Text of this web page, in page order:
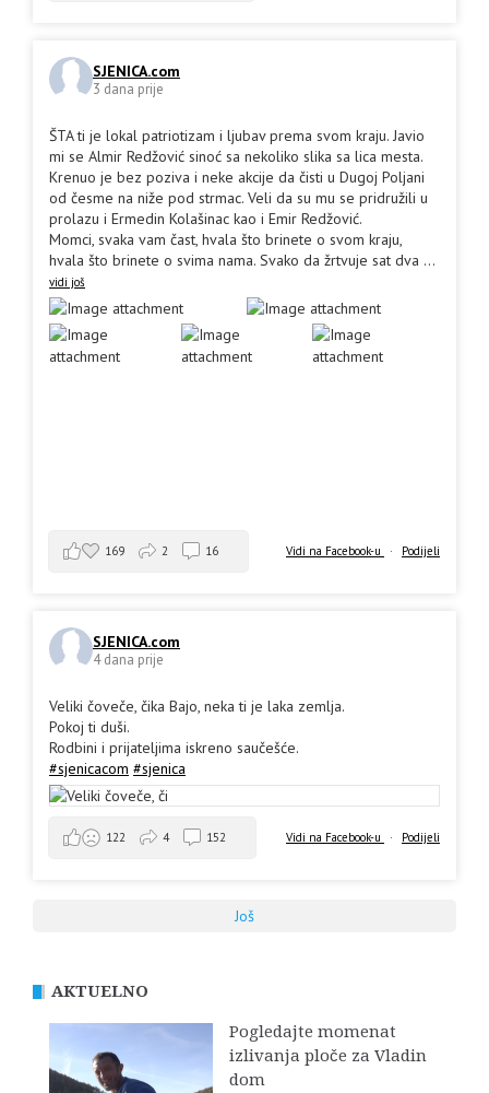
SJENICA.com
3 dana prije
ŠTA ti je lokal patriotizam i ljubav prema svom kraju. Javio
mi se Almir Redžović sinoć sa nekoliko slika sa lica mesta.
Krenuo je bez poziva i neke akcije da čisti u Dugoj Poljani
od česme na niže pod strmac. Veli da su mu se pridružili u
prolazu i Ermedin Kolašinac kao i Emir Redžović.
Momci, svaka vam čast, hvala što brinete o svom kraju,
hvala što brinete o svima nama. Svako da žrtvuje sat dva ...
vidi još
Vidi na Facebook-u · Podijeli
169 2 16
SJENICA.com
4 dana prije
Veliki čoveče, čika Bajo, neka ti je laka zemlja.
Pokoj ti duši.
Rodbini i prijateljima iskreno saučešće.
#sjenicacom #sjenica
Vidi na Facebook-u · Podijeli
122 4 152
Još
AKTUELNO
Pogledajte momenat
izlivanja ploče za Vladin
dom